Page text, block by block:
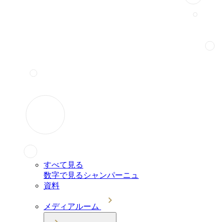
すべて見る
数字で見るシャンパーニュ
資料
メディアルーム